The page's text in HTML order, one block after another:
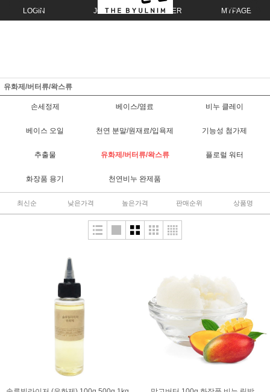
LOGIN JOIN ORDER MYPAGE
유화제/버터류/왁스류
손세정제 베이스/염료 비누 클레이
베이스 오일 천연 분말/원재료/입욕제 기능성 첨가제
추출물 유화제/버터류/왁스류 플로럴 워터
화장품 용기 천연비누 완제품
최신순 낮은가격 높은가격 판매순위 상품명